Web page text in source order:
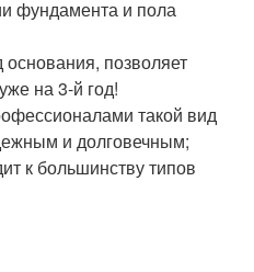
фундамента и пола
позволяет
на 3-й год!
такой вид
и долговечным;
к большинству типов